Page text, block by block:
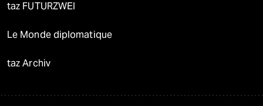
taz FUTURZWEI
Le Monde diplomatique
taz Archiv